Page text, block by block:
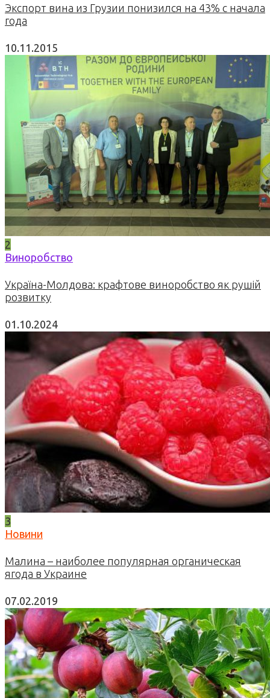
Экспорт вина из Грузии понизился на 43% с начала
года
10.11.2015
2
Виноробство
Україна-Молдова: крафтове виноробство як рушій
розвитку
01.10.2024
3
Новини
Малина – наиболее популярная органическая
ягода в Украине
07.02.2019